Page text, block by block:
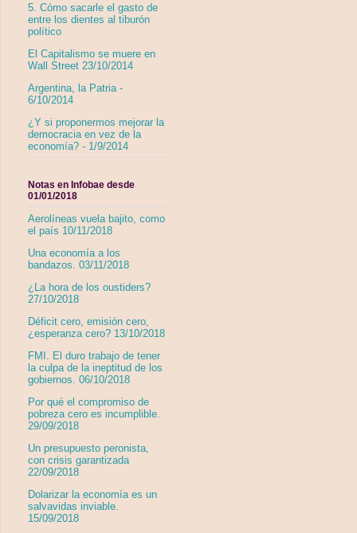
5. Cómo sacarle el gasto de
entre los dientes al tiburón
político
El Capitalismo se muere en
Wall Street 23/10/2014
Argentina, la Patria -
6/10/2014
¿Y si proponermos mejorar la
democracia en vez de la
economía? - 1/9/2014
Notas en Infobae desde
01/01/2018
Aerolíneas vuela bajito, como
el país 10/11/2018
Una economía a los
bandazos. 03/11/2018
¿La hora de los oustiders?
27/10/2018
Déficit cero, emisión cero,
¿esperanza cero? 13/10/2018
FMI. El duro trabajo de tener
la culpa de la ineptitud de los
gobiernos. 06/10/2018
Por qué el compromiso de
pobreza cero es incumplible.
29/09/2018
Un presupuesto peronista,
con crisis garantizada
22/09/2018
Dolarizar la economía es un
salvavidas inviable.
15/09/2018